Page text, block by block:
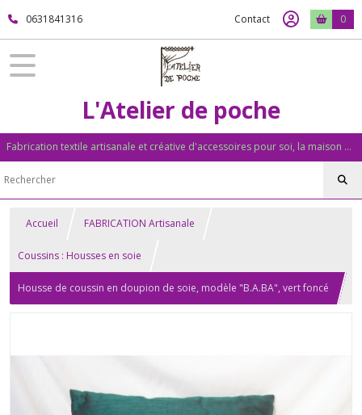
0631841316 Contact 0
L'Atelier de poche
Fabrication textile artisanale et créative d'accessoires pour soi, la maison et pour offrir... Mais pas que ...
Accueil FABRICATION Artisanale
Coussins : Housses en soie
Housse de coussin en doupion de soie, modèle "B.A.BA", vert foncé